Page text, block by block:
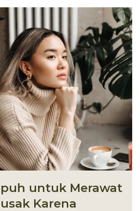
untuk Merawat
Karena